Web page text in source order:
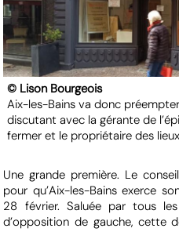
© Lison Bourgeois
Aix-les-Bains va donc
discutant avec la gérante de
fermer et le propriétaire des
Une grande première. Le
pour qu’Aix-les-Bains exerce
28 février. Saluée par tous
d’opposition de gauche, cette